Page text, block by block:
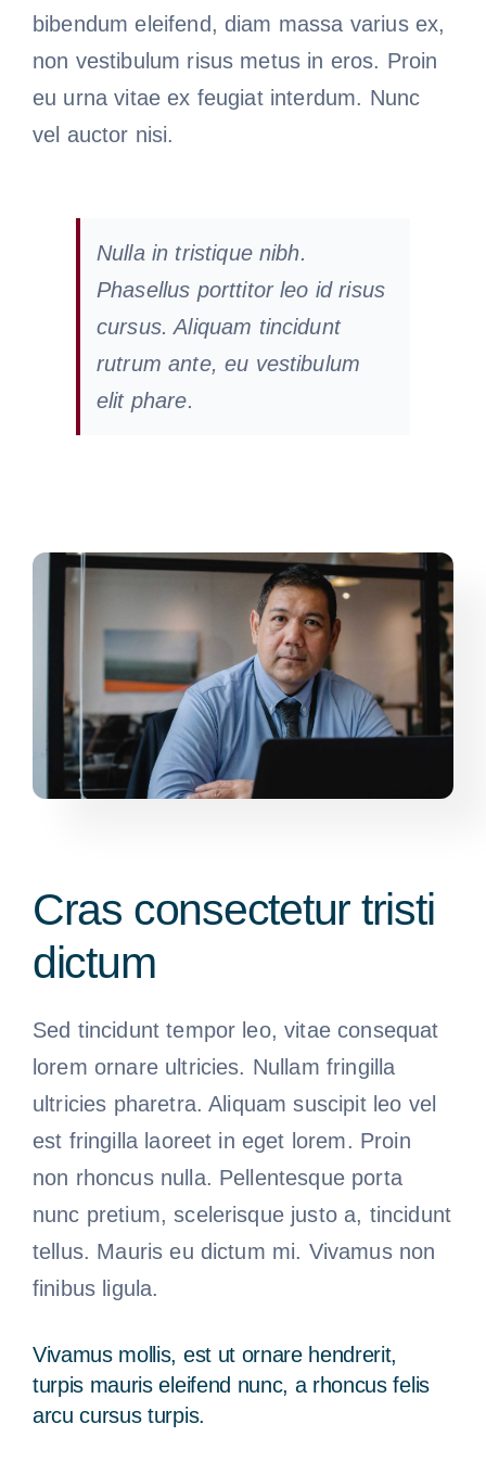
bibendum eleifend, diam massa varius ex,
non vestibulum risus metus in eros. Proin
eu urna vitae ex feugiat interdum. Nunc
vel auctor nisi.
Nulla in tristique nibh.
Phasellus porttitor leo id risus
cursus. Aliquam tincidunt
rutrum ante, eu vestibulum
elit phare.
Cras consectetur tristi
dictum
Sed tincidunt tempor leo, vitae consequat
lorem ornare ultricies. Nullam fringilla
ultricies pharetra. Aliquam suscipit leo vel
est fringilla laoreet in eget lorem. Proin
non rhoncus nulla. Pellentesque porta
nunc pretium, scelerisque justo a, tincidunt
tellus. Mauris eu dictum mi. Vivamus non
finibus ligula.
Vivamus mollis, est ut ornare hendrerit,
turpis mauris eleifend nunc, a rhoncus felis
arcu cursus turpis.